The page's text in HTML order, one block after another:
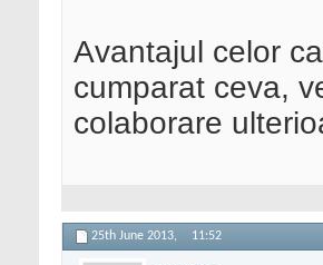
Avantajul celor
cumparat ceva,
colaborare
25th June 2013, 11:52